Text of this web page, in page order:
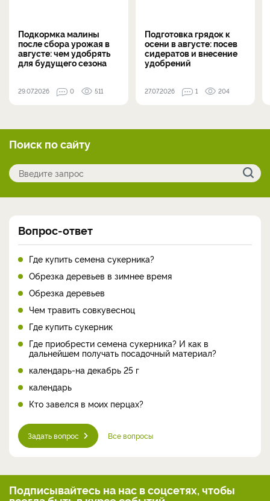
Подкормка малины
после сбора урожая в
августе: чем удобрять
для будущего сезона
29.07.2026 0 511
Подготовка грядок к
осени в августе: посев
сидератов и внесение
удобрений
27.07.2026 1 204
Поиск по сайту
Вопрос-ответ
Где купить семена сукерника?
Обрезка деревьев в зимнее время
Обрезка деревьев
Чем травить совкувесноц
Где купить сукерник
Где приобрести семена сукерника? И как в
дальнейшем получать посадочный материал?
календарь-на декабрь 25 г
календарь
Кто завелся в моих перцах?
Задать вопрос Все вопросы
Подписывайтесь на нас в соцсетях, чтобы